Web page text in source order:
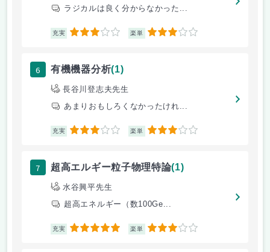
ラジカルは良く分からなかった...
充実 3 楽単 3
6 有機機器分析(1)
長谷川登志夫先生
あまりおもしろくなかったけれ...
充実 3 楽単 3
7 超高エルギー粒子物理特論(1)
水谷興平先生
超高エネルギー（数100Ge...
充実 5 楽単 3